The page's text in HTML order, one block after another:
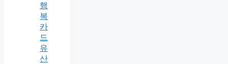
행
복
카
드
유
산